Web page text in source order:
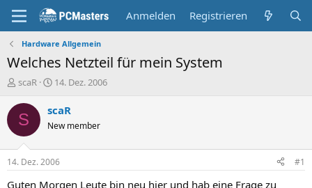
Anmelden Registrieren
Hardware Allgemein
Welches Netzteil für mein System
E
s
t
e
r
scaR
E
s
e
l
t
a
14. Dez. 2006
S scaR
New member
14. Dez. 2006 #1
Guten Morgen Leute bin neu hier und hab eine Frage zu